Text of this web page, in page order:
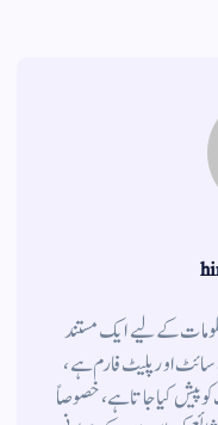
کے لیے ایک مستند
اور پلیٹ فارم ہے ،
پیش کیا جاتا ہے ، خصوصاً